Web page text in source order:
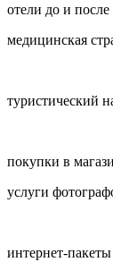
отели до и после
медицинская
туристический
покупки в
услуги
интернет-пакеты